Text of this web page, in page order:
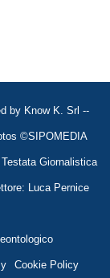
by Know K. Srl --
©SIPOMEDIA
Giornalistica
Luca Pernice
Cookie Policy